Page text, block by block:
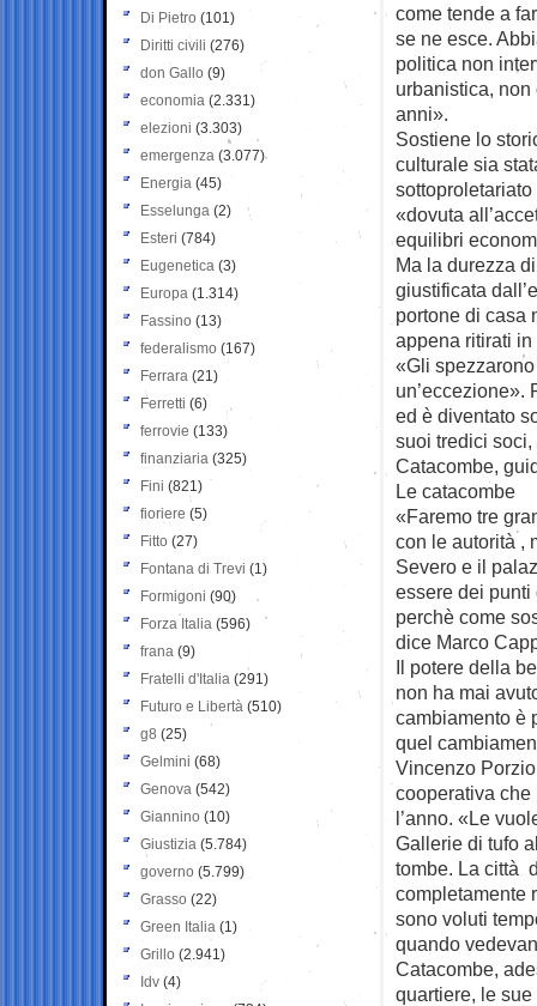
come tende a
se ne esce.
politica non
urbanistica,
anni».
Sostiene lo
culturale sia
«dovuta
equilibri
Ma la durezza
giustificata
portone di casa
appena ritirati in
«Gli
un’eccezione».
ed è diventato
suoi tredici
Catacombe,
Le catacombe
«Faremo tre
con le autorità ,
Severo e il
essere dei punti
perchè come
dice Marco
Il potere della
non ha mai
cambiamento è
quel
Vincenzo
cooperativa che
l’anno. «Le
Gallerie di tufo
tombe. La città
completamente
sono voluti
quando
Catacombe,
quartiere, le
Di Pietro (101)
Diritti civili (276)
don Gallo (9)
economia (2.331)
elezioni (3.303)
emergenza (3.077)
Energia (45)
Esselunga (2)
Esteri (784)
Eugenetica (3)
Europa (1.314)
Fassino (13)
federalismo (167)
Ferrara (21)
Ferretti (6)
ferrovie (133)
finanziaria (325)
Fini (821)
fioriere (5)
Fitto (27)
Fontana di Trevi (1)
Formigoni (90)
Forza Italia (596)
frana (9)
Fratelli d'Italia (291)
Futuro e Libertà (510)
g8 (25)
Gelmini (68)
Genova (542)
Giannino (10)
Giustizia (5.784)
governo (5.799)
Grasso (22)
Green Italia (1)
Grillo (2.941)
Idv (4)